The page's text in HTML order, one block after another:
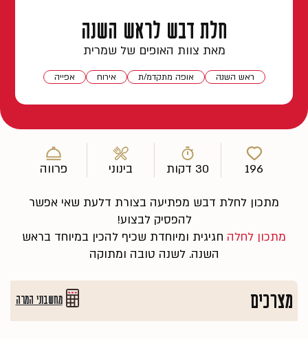
חלת דבש לראש השנה
מאת צוות האופים של שמרית
ראש השנה אופה מתקדמ/ת אירוח אפייה
196 30 דקות בינוני פרווה
מתכון לחלת דבש מפתיעה בצורת דלעת שאי אפשר
להפסיק לבצוע!
מתכון לחלה חגיגית ומיוחדת שכיף להכין במיוחד בראש
השנה. לשנה טובה ומתוקה
מצרכים מחשבוני המרה